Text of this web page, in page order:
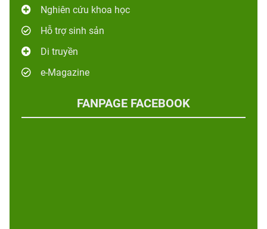
Nghiên cứu khoa học
Hỗ trợ sinh sản
Di truyền
e-Magazine
FANPAGE FACEBOOK